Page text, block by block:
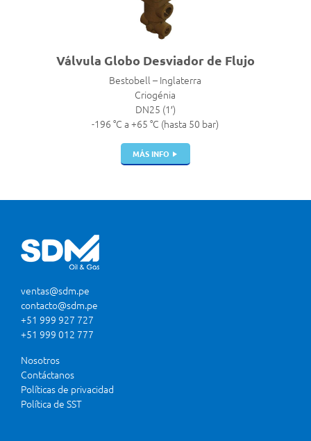
Válvula Globo Desviador de Flujo
Bestobell – Inglaterra
Criogénia
DN25 (1′)
-196 °C a +65 °C (hasta 50 bar)
MÁS INFO
ventas@sdm.pe
contacto@sdm.pe
+51 999 927 727
+51 999 012 777
Nosotros
Contáctanos
Políticas de privacidad
Política de SST